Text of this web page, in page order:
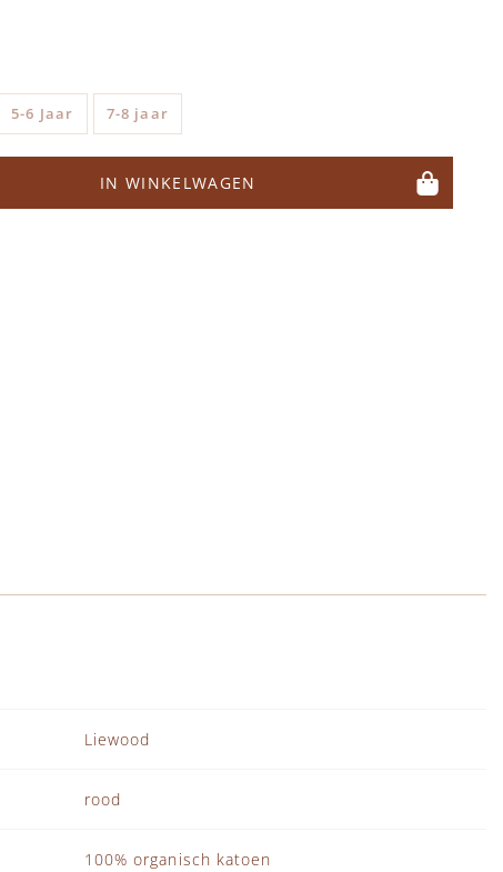
5-6 Jaar 7-8 jaar
IN WINKELWAGEN
Liewood
rood
100% organisch katoen